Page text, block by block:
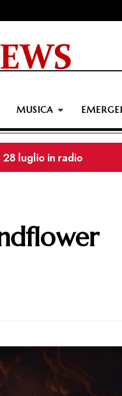
MUSICA
singolo “Baila